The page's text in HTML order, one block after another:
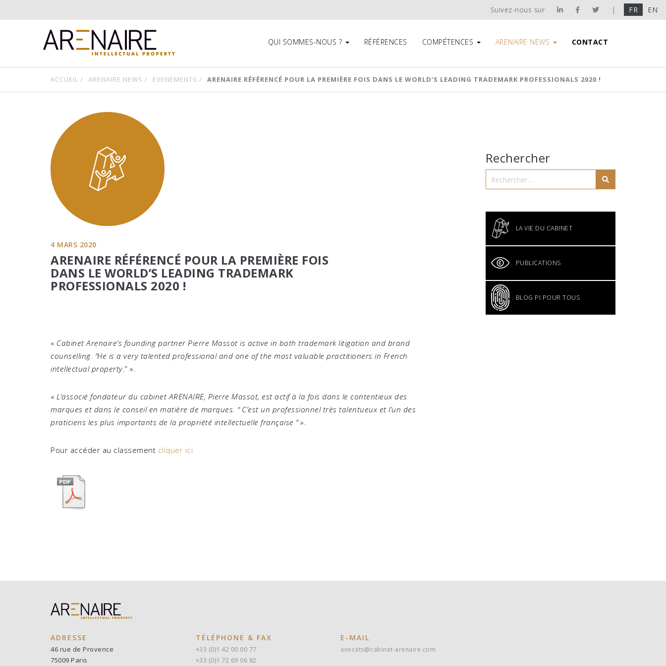
Suivez-nous sur | FR EN
QUI SOMMES-NOUS ? RÉFÉRENCES COMPÉTENCES ARENAIRE NEWS CONTACT
ACCUEIL / ARENAIRE NEWS / EVENEMENTS / ARENAIRE RÉFÉRENCÉ POUR LA PREMIÈRE FOIS DANS LE WORLD’S LEADING TRADEMARK PROFESSIONALS 2020 !
4 MARS 2020
ARENAIRE RÉFÉRENCÉ POUR LA PREMIÈRE FOIS
DANS LE WORLD’S LEADING TRADEMARK
PROFESSIONALS 2020 !
« Cabinet Arenaire’s founding partner Pierre Massot is active in both trademark litigation and brand
counselling. “He is a very talented professional and one of the most valuable practitioners in French
intellectual property.” ».
« L’associé fondateur du cabinet ARENAIRE, Pierre Massot, est actif à la fois dans le contentieux des
marques et dans le conseil en matière de marques. “ C’est un professionnel très talentueux et l’un des
praticiens les plus importants de la propriété intellectuelle française ”».
Pour accéder au classement cliquer ici
Rechercher
LA VIE DU CABINET
PUBLICATIONS
BLOG PI POUR TOUS
ADRESSE
46 rue de Provence
75009 Paris
TÉLÉPHONE & FAX
+33 (0)1 42 00 00 77
+33 (0)1 72 69 06 82
E-MAIL
avocats@cabinet-arenaire.com